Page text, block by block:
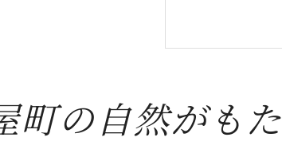
自然
八軒
自然
オーガニ
町の自然がも